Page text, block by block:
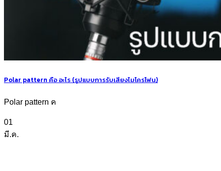
Polar pattern คือ อะไร (รูปแบบการรับเสียงไมโครโฟน)
Polar pattern ค
01
มี.ค.